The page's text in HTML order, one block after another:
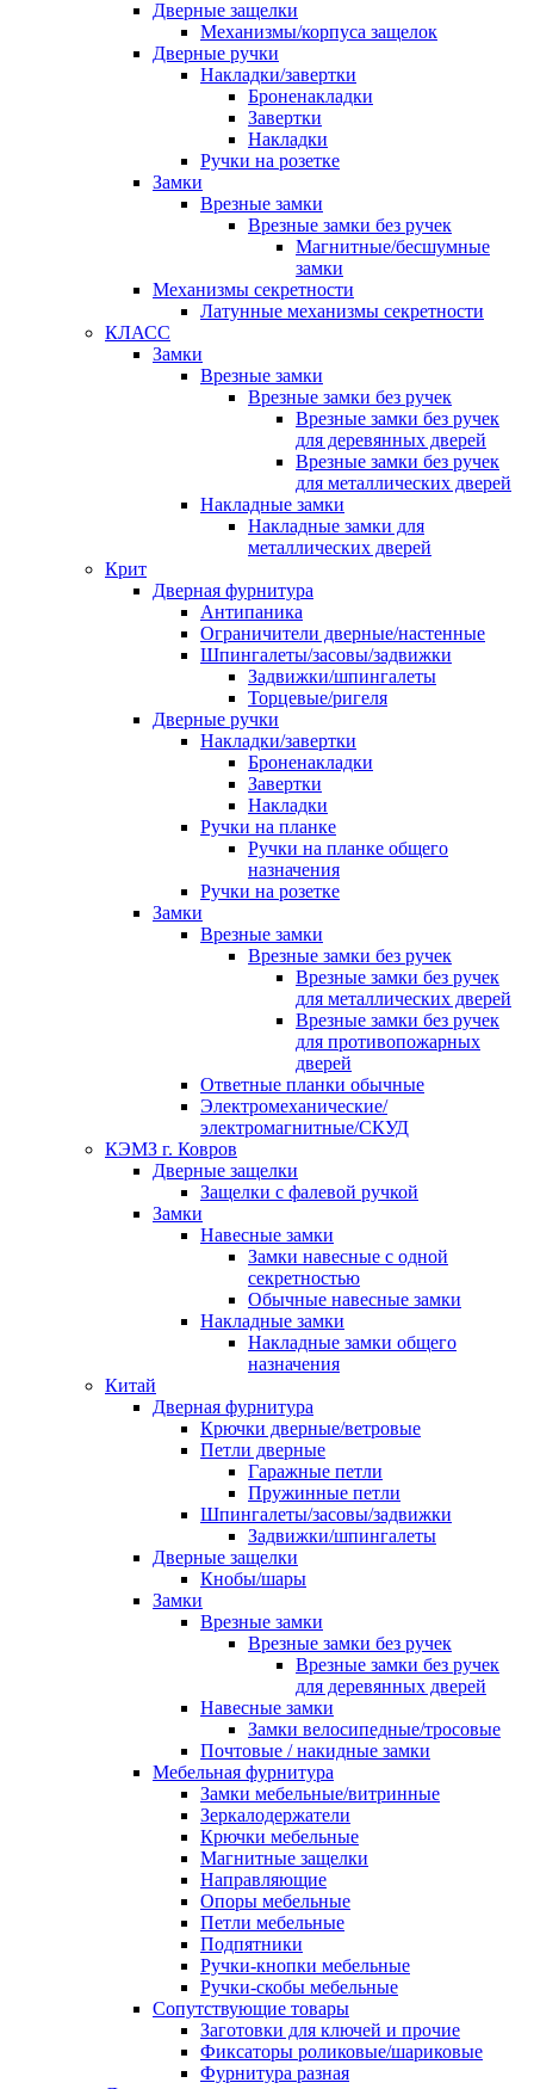
Дверные защелки
Механизмы/корпуса защелок
Дверные ручки
Накладки/завертки
Броненакладки
Завертки
Накладки
Ручки на розетке
Замки
Врезные замки
Врезные замки без ручек
Магнитные/бесшумные
замки
Механизмы секретности
Латунные механизмы секретности
КЛАСС
Замки
Врезные замки
Врезные замки без ручек
Врезные замки без ручек
для деревянных дверей
Врезные замки без ручек
для металлических дверей
Накладные замки
Накладные замки для
металлических дверей
Крит
Дверная фурнитура
Антипаника
Ограничители дверные/настенные
Шпингалеты/засовы/задвижки
Задвижки/шпингалеты
Торцевые/ригеля
Дверные ручки
Накладки/завертки
Броненакладки
Завертки
Накладки
Ручки на планке
Ручки на планке общего
назначения
Ручки на розетке
Замки
Врезные замки
Врезные замки без ручек
Врезные замки без ручек
для металлических дверей
Врезные замки без ручек
для противопожарных
дверей
Ответные планки обычные
Электромеханические/
электромагнитные/СКУД
КЭМЗ г. Ковров
Дверные защелки
Защелки с фалевой ручкой
Замки
Навесные замки
Замки навесные с одной
секретностью
Обычные навесные замки
Накладные замки
Накладные замки общего
назначения
Китай
Дверная фурнитура
Крючки дверные/ветровые
Петли дверные
Гаражные петли
Пружинные петли
Шпингалеты/засовы/задвижки
Задвижки/шпингалеты
Дверные защелки
Кнобы/шары
Замки
Врезные замки
Врезные замки без ручек
Врезные замки без ручек
для деревянных дверей
Навесные замки
Замки велосипедные/тросовые
Почтовые / накидные замки
Мебельная фурнитура
Замки мебельные/витринные
Зеркалодержатели
Крючки мебельные
Магнитные защелки
Направляющие
Опоры мебельные
Петли мебельные
Подпятники
Ручки-кнопки мебельные
Ручки-скобы мебельные
Сопутствующие товары
Заготовки для ключей и прочие
Фиксаторы роликовые/шариковые
Фурнитура разная